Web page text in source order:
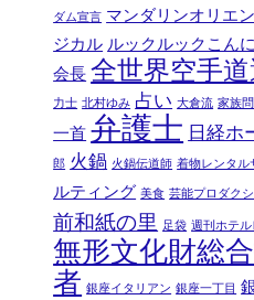
ダム宣言 マンダリンオリエ
ジカル ルックルックこん
会長 全世界空手
力士 北村ゆみ 占い 大倉流 家族
一首 弁護士 日経ホ
郎 火鍋 火鍋伝道師 着物レンタル
ルティング 美食 芸能プロダク
前和紙の里 足袋 週刊ホテ
無形文化財総
者 銀座イタリアン 銀座一丁目